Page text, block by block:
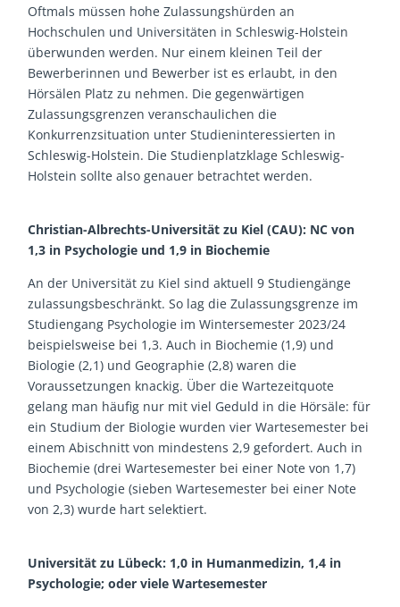
Oftmals müssen hohe Zulassungshürden an
Hochschulen und Universitäten in Schleswig-Holstein
überwunden werden. Nur einem kleinen Teil der
Bewerberinnen und Bewerber ist es erlaubt, in den
Hörsälen Platz zu nehmen. Die gegenwärtigen
Zulassungsgrenzen veranschaulichen die
Konkurrenzsituation unter Studieninteressierten in
Schleswig-Holstein. Die Studienplatzklage Schleswig-
Holstein sollte also genauer betrachtet werden.
Christian-Albrechts-Universität zu Kiel (CAU): NC von
1,3 in Psychologie und 1,9 in Biochemie
An der Universität zu Kiel sind aktuell 9 Studiengänge
zulassungsbeschränkt. So lag die Zulassungsgrenze im
Studiengang Psychologie im Wintersemester 2023/24
beispielsweise bei 1,3. Auch in Biochemie (1,9) und
Biologie (2,1) und Geographie (2,8) waren die
Voraussetzungen knackig. Über die Wartezeitquote
gelang man häufig nur mit viel Geduld in die Hörsäle: für
ein Studium der Biologie wurden vier Wartesemester bei
einem Abischnitt von mindestens 2,9 gefordert. Auch in
Biochemie (drei Wartesemester bei einer Note von 1,7)
und Psychologie (sieben Wartesemester bei einer Note
von 2,3) wurde hart selektiert.
Universität zu Lübeck: 1,0 in Humanmedizin, 1,4 in
Psychologie; oder viele Wartesemester